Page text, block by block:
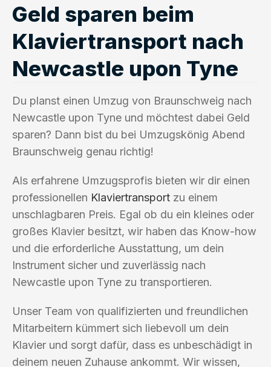
Geld sparen beim
Klaviertransport nach
Newcastle upon Tyne
Du planst einen Umzug von Braunschweig nach
Newcastle upon Tyne und möchtest dabei Geld
sparen? Dann bist du bei Umzugskönig Abend
Braunschweig genau richtig!
Als erfahrene Umzugsprofis bieten wir dir einen
professionellen Klaviertransport zu einem
unschlagbaren Preis. Egal ob du ein kleines oder
großes Klavier besitzt, wir haben das Know-how
und die erforderliche Ausstattung, um dein
Instrument sicher und zuverlässig nach
Newcastle upon Tyne zu transportieren.
Unser Team von qualifizierten und freundlichen
Mitarbeitern kümmert sich liebevoll um dein
Klavier und sorgt dafür, dass es unbeschädigt in
deinem neuen Zuhause ankommt. Wir wissen,